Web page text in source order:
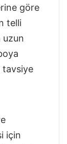
göre
telli
uzun
tavsiye
için